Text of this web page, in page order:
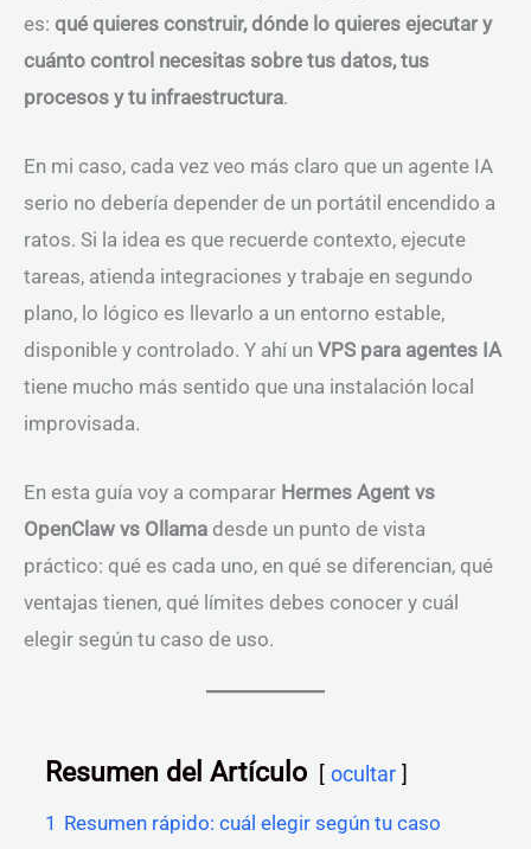
es: qué quieres construir, dónde lo quieres ejecutar y
cuánto control necesitas sobre tus datos, tus
procesos y tu infraestructura.
En mi caso, cada vez veo más claro que un agente IA
serio no debería depender de un portátil encendido a
ratos. Si la idea es que recuerde contexto, ejecute
tareas, atienda integraciones y trabaje en segundo
plano, lo lógico es llevarlo a un entorno estable,
disponible y controlado. Y ahí un VPS para agentes IA
tiene mucho más sentido que una instalación local
improvisada.
En esta guía voy a comparar Hermes Agent vs
OpenClaw vs Ollama desde un punto de vista
práctico: qué es cada uno, en qué se diferencian, qué
ventajas tienen, qué límites debes conocer y cuál
elegir según tu caso de uso.
Resumen del Artículo ocultar
1 Resumen rápido: cuál elegir según tu caso